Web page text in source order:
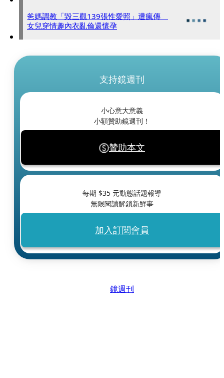
爸媽調教「毀三觀139張性愛照」遭瘋傳
女兒穿情趣內衣亂倫還懷孕
支持鏡週刊
小心意大意義
小額贊助鏡週刊！
贊助本文
每期 $35 元動態話題報導
無限閱讀解鎖新鮮事
加入訂閱會員
鏡週刊